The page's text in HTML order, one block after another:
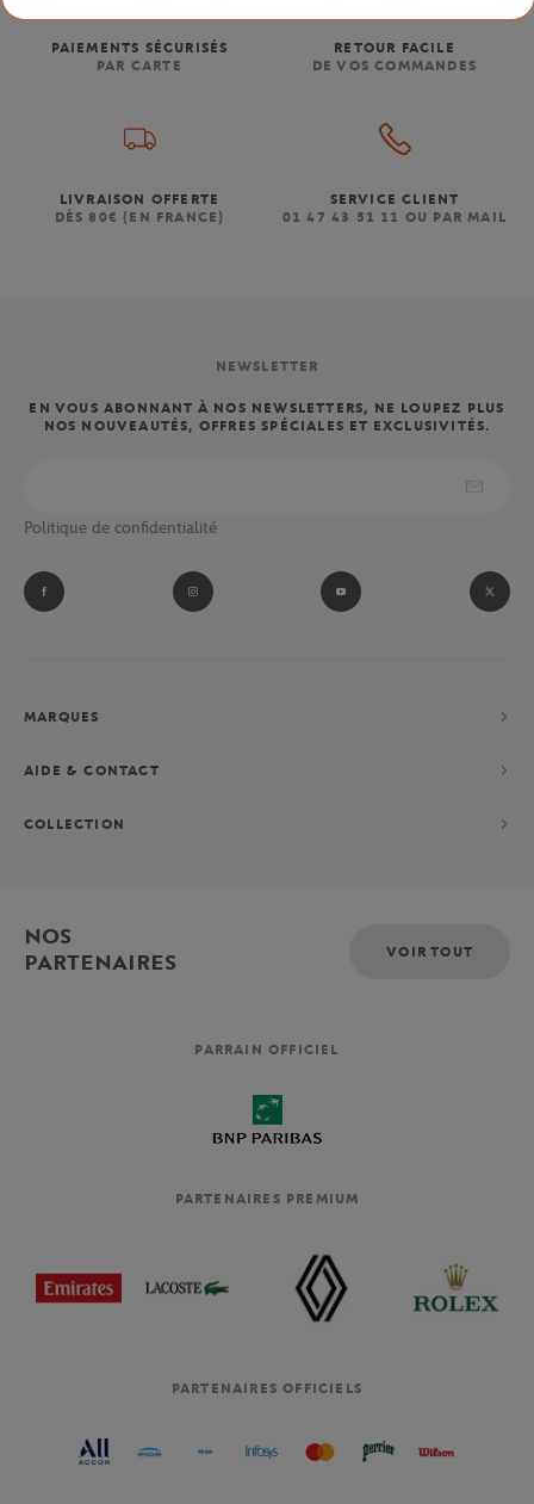
PAIEMENTS SÉCURISÉS
PAR CARTE
RETOUR FACILE
DE VOS COMMANDES
LIVRAISON OFFERTE
DÈS 80€ (EN FRANCE)
SERVICE CLIENT
01 47 43 51 11 OU PAR MAIL
NEWSLETTER
EN VOUS ABONNANT À NOS NEWSLETTERS, NE LOUPEZ PLUS
NOS NOUVEAUTÉS, OFFRES SPÉCIALES ET EXCLUSIVITÉS.
Politique de confidentialité
MARQUES
AIDE & CONTACT
COLLECTION
NOS
PARTENAIRES
VOIR TOUT
PARRAIN OFFICIEL
PARTENAIRES PREMIUM
PARTENAIRES OFFICIELS